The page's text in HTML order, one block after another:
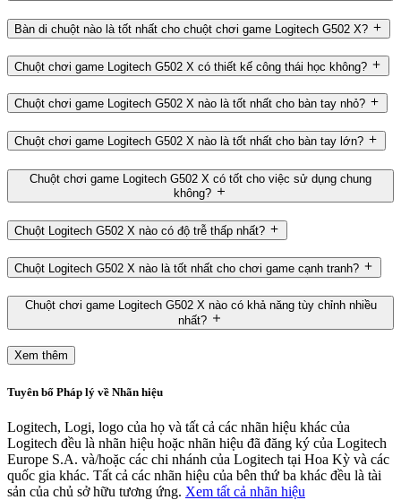
Bàn di chuột nào là tốt nhất cho chuột chơi game Logitech G502 X?
Chuột chơi game Logitech G502 X có thiết kế công thái học không?
Chuột chơi game Logitech G502 X nào là tốt nhất cho bàn tay nhỏ?
Chuột chơi game Logitech G502 X nào là tốt nhất cho bàn tay lớn?
Chuột chơi game Logitech G502 X có tốt cho việc sử dụng chung
không?
Chuột Logitech G502 X nào có độ trễ thấp nhất?
Chuột Logitech G502 X nào là tốt nhất cho chơi game cạnh tranh?
Chuột chơi game Logitech G502 X nào có khả năng tùy chỉnh nhiều
nhất?
Xem thêm
Tuyên bố Pháp lý về Nhãn hiệu
Logitech, Logi, logo của họ và tất cả các nhãn hiệu khác của
Logitech đều là nhãn hiệu hoặc nhãn hiệu đã đăng ký của Logitech
Europe S.A. và/hoặc các chi nhánh của Logitech tại Hoa Kỳ và các
quốc gia khác. Tất cả các nhãn hiệu của bên thứ ba khác đều là tài
sản của chủ sở hữu tương ứng. Xem tất cả nhãn hiệu